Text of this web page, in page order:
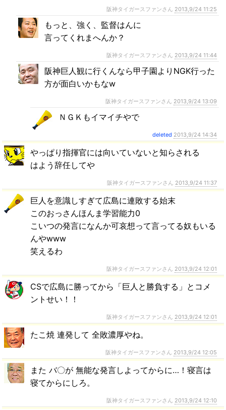
阪神タイガースファンさん 2013,9/24 11:25
もっと、強く、監督はんに
言ってくれまへんか？
阪神タイガースファンさん 2013,9/24 11:44
阪神巨人観に行くんなら甲子園よりNGK行った
方が面白いかもなw
阪神タイガースファンさん 2013,9/24 13:09
ＮＧＫもイマイチやで
deleted 2013,9/24 14:34
やっぱり指揮官には向いていないと知らされる
はよう辞任してや
阪神タイガースファンさん 2013,9/24 11:37
巨人を意識しすぎて広島に連敗する始末
このおっさんほんま学習能力0
こいつの発言になんか可哀想って言ってる奴もいる
んやwww
笑えるわ
阪神タイガースファンさん 2013,9/24 12:01
CSで広島に勝ってから「巨人と勝負する」とコメ
ントせい！！
阪神タイガースファンさん 2013,9/24 12:01
たこ焼 連発して 全敗濃厚やね。
阪神タイガースファンさん 2013,9/24 12:05
また バ〇が 無能な発言しよってからに…！寝言は
寝てからにしろ。
阪神タイガースファンさん 2013,9/24 12:10